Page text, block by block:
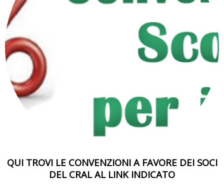
QUI TROVI LE CONVENZIONI A FAVORE DEI SOCI
DEL CRAL AL LINK INDICATO